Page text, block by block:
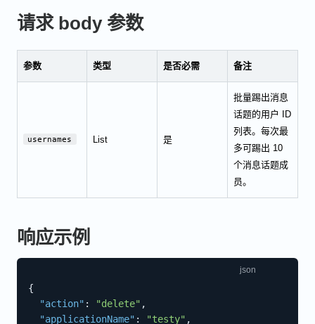
请求 body 参数
参数 类型 是否必需 备注
usernames List 是
批量踢出消息
话题的用户 ID
列表。每次最
多可踢出 10
个消息话题成
员。
响应示例
{
"action" : "delete" ,
"applicationName" : "testy" ,